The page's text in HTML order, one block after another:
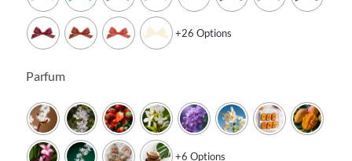
+26 Options
Parfum
+6 Options